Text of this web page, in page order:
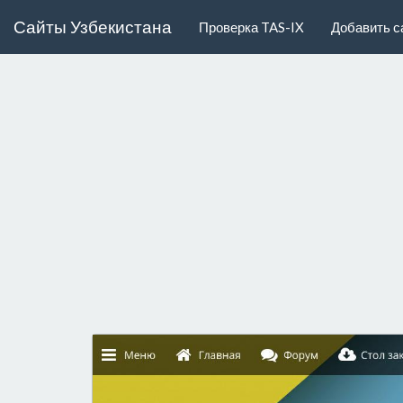
Сайты Узбекистана Проверка TAS-IX Добавить